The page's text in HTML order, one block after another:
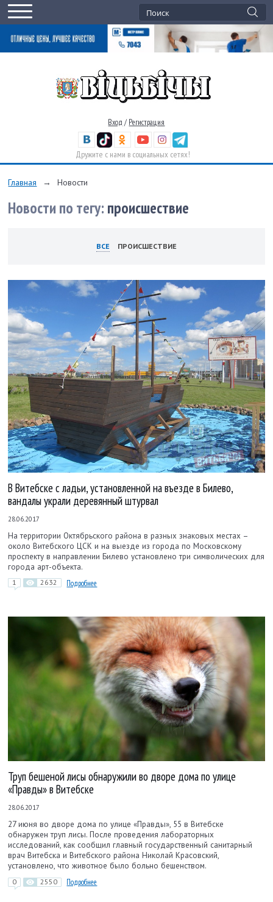
Вход / Регистрация
Дружите с нами в социальных сетях!
Главная → Новости
Новости по тегу: происшествие
ВСЕ ПРОИСШЕСТВИЕ
В Витебске с ладьи, установленной на въезде в Билево,
вандалы украли деревянный штурвал
28.06.2017
На территории Октябрьского района в разных знаковых местах –
около Витебского ЦСК и на выезде из города по Московскому
проспекту в направлении Билево установлено три символических для
города арт-объекта.
1 2632 Подробнее
Труп бешеной лисы обнаружили во дворе дома по улице
«Правды» в Витебске
28.06.2017
27 июня во дворе дома по улице «Правды», 55 в Витебске
обнаружен труп лисы. После проведения лабораторных
исследований, как сообщил главный государственный санитарный
врач Витебска и Витебского района Николай Красовский,
установлено, что животное было больно бешенством.
0 2550 Подробнее